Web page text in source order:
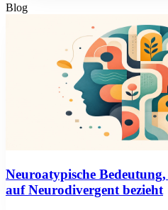
Blog
Neuroatypische
auf Neurodivergent bezieht